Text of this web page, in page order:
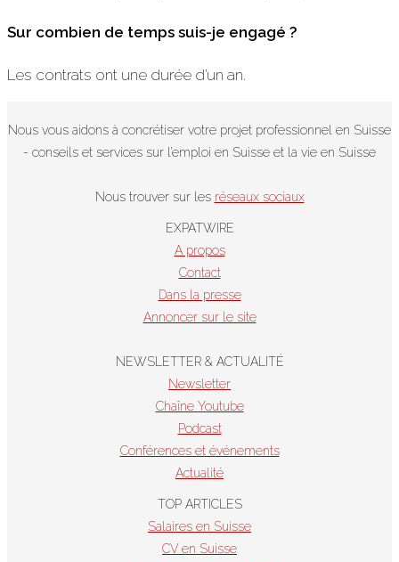
Sur combien de temps suis-je engagé ?
Les contrats ont une durée d’un an.
Nous vous aidons à concrétiser votre projet professionnel en Suisse
- conseils et services sur l’emploi en Suisse et la vie en Suisse
Nous trouver sur les réseaux sociaux
EXPATWIRE
A propos
Contact
Dans la presse
Annoncer sur le site
NEWSLETTER & ACTUALITÉ
Newsletter
Chaîne Youtube
Podcast
Conférences et événements
Actualité
TOP ARTICLES
Salaires en Suisse
CV en Suisse